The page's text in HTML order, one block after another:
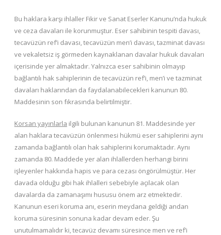
Bu haklara karşı ihlaller Fikir ve Sanat Eserler Kanunu’nda hukuk
ve ceza davaları ile korunmuştur. Eser sahibinin tespiti davası,
tecavüzün ref’i davası, tecavüzün men’i davası, tazminat davası
ve vekaletsiz iş görmeden kaynaklanan davalar hukuk davaları
içerisinde yer almaktadır. Yalnızca eser sahibinin olmayıp
bağlantılı hak sahiplerinin de tecavüzün ref’i, men’i ve tazminat
davaları haklarından da faydalanabilecekleri kanunun 80.
Maddesinin son fıkrasında belirtilmiştir.
Korsan yayınlarla ilgili bulunan kanunun 81. Maddesinde yer
alan haklara tecavüzün önlenmesi hükmü eser sahiplerini aynı
zamanda bağlantılı olan hak sahiplerini korumaktadır. Aynı
zamanda 80. Maddede yer alan ihlallerden herhangi birini
işleyenler hakkında hapis ve para cezası öngörülmüştür. Her
davada olduğu gibi hak ihlalleri sebebiyle açılacak olan
davalarda da zamanaşımı hususu önem arz etmektedir.
Kanunun eseri koruma anı, eserin meydana geldiği andan
koruma süresinin sonuna kadar devam eder. Şu
unutulmamalıdır ki, tecavüz devamı süresince men ve ref’i